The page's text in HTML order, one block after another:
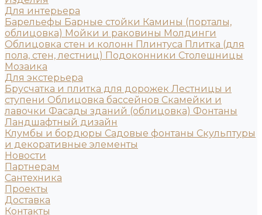
Для интерьера
Барельефы Барные стойки Камины (порталы,
облицовка) Мойки и раковины Молдинги
Облицовка стен и колонн Плинтуса Плитка (для
пола, стен, лестниц) Подоконники Столешницы
Мозаика
Для экстерьера
Брусчатка и плитка для дорожек Лестницы и
ступени Облицовка бассейнов Скамейки и
лавочки Фасады зданий (облицовка) Фонтаны
Ландшафтный дизайн
Клумбы и бордюры Садовые фонтаны Скульптуры
и декоративные элементы
Новости
Партнерам
Сантехника
Проекты
Доставка
Контакты